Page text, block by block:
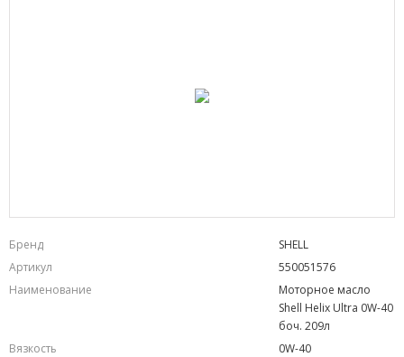
Бренд
SHELL
Артикул
550051576
Наименование
Моторное масло
Shell Helix Ultra 0W-40
боч. 209л
Вязкость
0W-40